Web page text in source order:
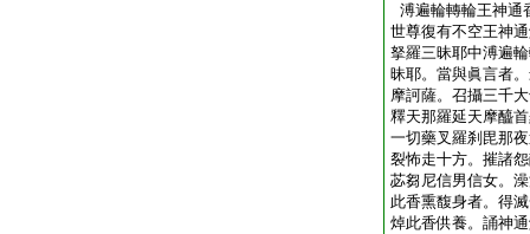
溥遍輪轉輪王神通
世尊復有不空王神
拏羅三昧耶中溥遍
昧耶。當與眞言者
摩訶薩。召攝三千
釋天那羅延天摩醯
一切藥叉羅刹毘那
裂怖走十方。摧諸
苾芻尼信男信女。
此香熏馥身者。得
焯此香供養。誦神